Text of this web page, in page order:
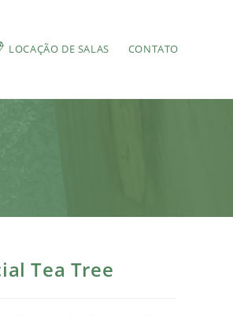
LOCAÇÃO DE SALAS CONTATO
Tea Tree